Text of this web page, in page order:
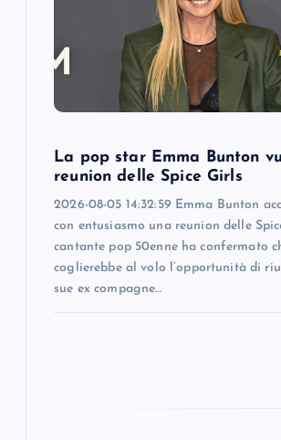
La pop star Emma Bunton
reunion delle Spice Girls
2026-08-05 14:32:59 Emma Bunton
con entusiasmo una reunion delle
cantante pop 50enne ha confermato
coglierebbe al volo l’opportunità di
sue ex compagne…